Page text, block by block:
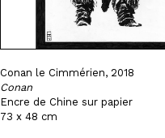
Conan le Cimmérien, 2018
Conan
Encre de Chine sur papier
73 x 48 cm